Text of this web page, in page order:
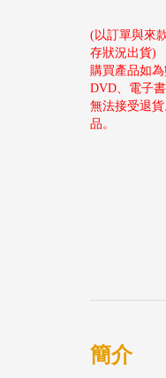
(以訂單與來
存狀況出貨)
購買產品如為
DVD、電子
無法接受退
品。
簡介